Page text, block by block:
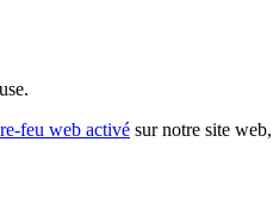
feu web activé sur notre site